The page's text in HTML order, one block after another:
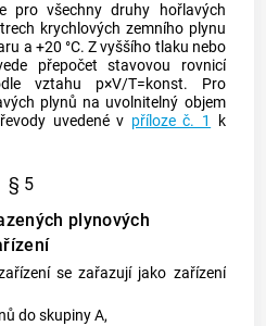
pro všechny druhy hořlavých
krychlových zemního plynu
a +20 °C. Z vyššího tlaku nebo
přepočet stavovou rovnicí
vztahu p×V/T=konst. Pro
plynů na uvolnitelný objem
uvedené v příloze č. 1
k
§ 5
plynových
se zařazují jako zařízení
do skupiny A,